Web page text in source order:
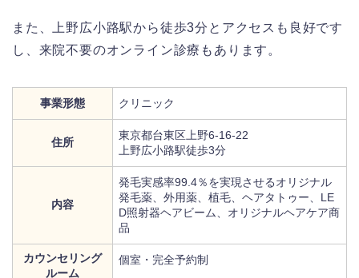
また、上野広小路駅から徒歩3分とアクセスも良好です
し、来院不要のオンライン診療もあります。
事業形態 クリニック
住所
東京都台東区上野6-16-22
上野広小路駅徒歩3分
内容
発毛実感率99.4％を実現させるオリジナル
発毛薬、外用薬、植毛、ヘアタトゥー、LE
D照射器ヘアビーム、オリジナルヘアケア商
品
カウンセリング
ルーム
個室・完全予約制